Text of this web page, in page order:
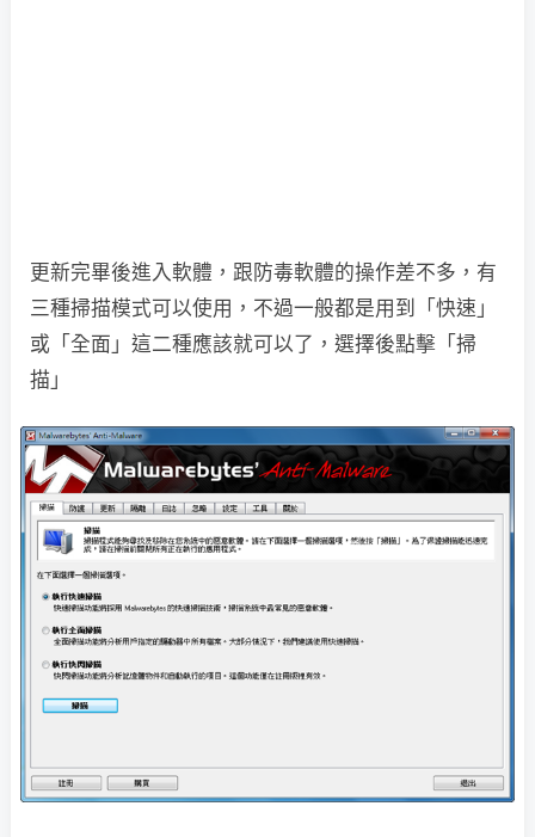
更新完畢後進入軟體，跟防毒軟體的操作差不多，有
三種掃描模式可以使用，不過一般都是用到「快速」
或「全面」這二種應該就可以了，選擇後點擊「掃
描」